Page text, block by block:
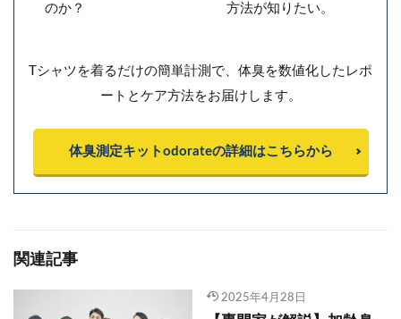
のか？
方法が知りたい。
Tシャツを着るだけの簡単計測で、体臭を数値化したレポ
ートとケア方法をお届けします。
体臭測定キットodorateの詳細はこちらから
関連記事
2025年4月28日